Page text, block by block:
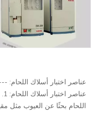
عناصر اختبار أسلاك
اللحام بحثًا عن العيوب مثل